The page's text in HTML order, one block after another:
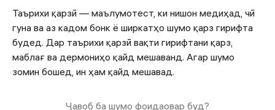
Таърихи қарзӣ — маълумотест, ки нишон медиҳад, чӣ
гуна ва аз кадом бонк ё ширкатҳо шумо қарз гирифта
будед. Дар таърихи қарзӣ вақти гирифтани қарз,
маблағ ва дермониҳо қайд мешаванд. Агар шумо
зомин бошед, ин ҳам қайд мешавад.
Ҷавоб ба шумо фоидаовар буд?